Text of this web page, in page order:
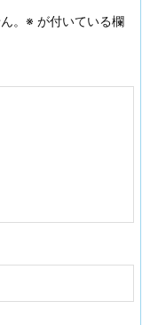
。 ※ が付いている欄